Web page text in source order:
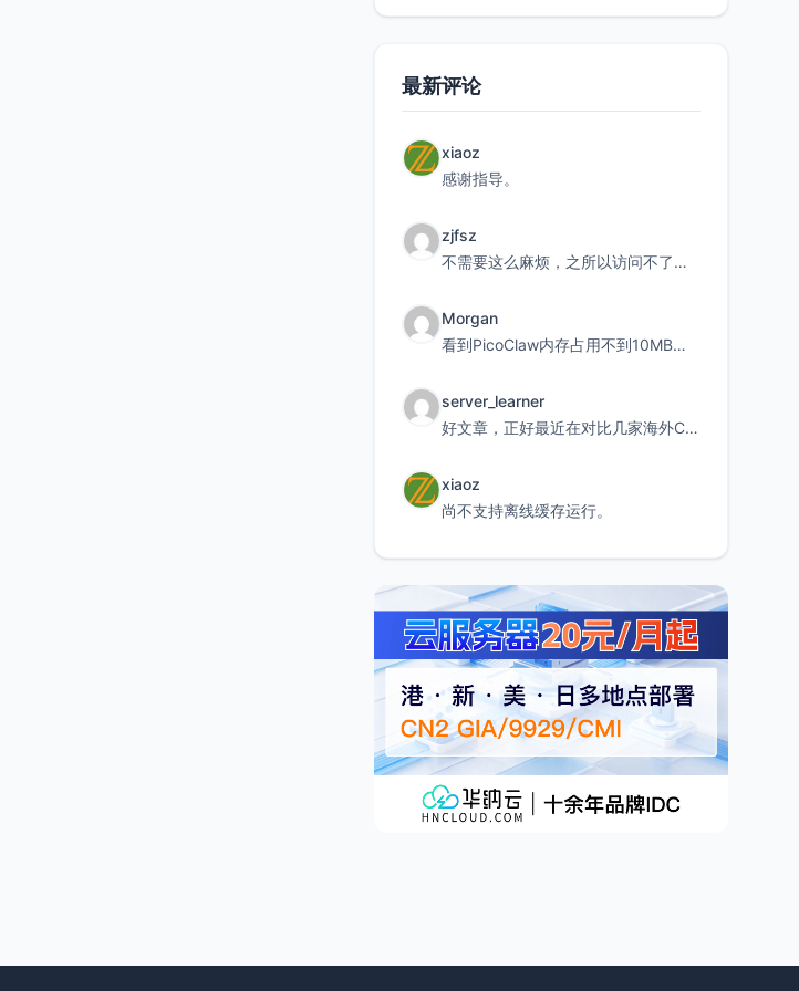
最新评论
xiaoz
感谢指导。
zjfsz
不需要这么麻烦，之所以访问不了，是由于非对称路由的问题，在爱快主路由添加一条静态路由192.168.
Morgan
看到PicoClaw内存占用不到10MB这个数据真的很惊喜，确实很适合我这种想用旧设备折腾AI的小白
server_learner
好文章，正好最近在对比几家海外CDN。文中提到CF免费版不支持自定义回源端口和HOST这个痛点太真实
xiaoz
尚不支持离线缓存运行。